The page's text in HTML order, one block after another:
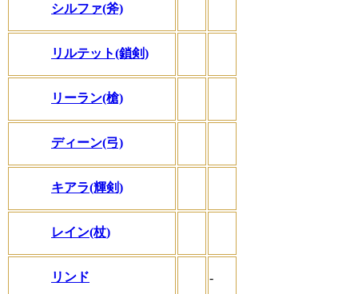
シルファ(斧)
リルテット(鎖剣)
リーラン(槍)
ディーン(弓)
キアラ(輝剣)
レイン(杖)
リンド -